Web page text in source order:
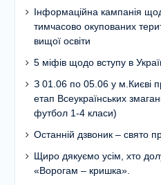
Інформаційна кампанія
тимчасово окупованих
вищої освіти
5 міфів щодо вступу в
З 01.06 по 05.06 у м.Києві
етап Всеукраїнських
футбол 1-4 класи)
Останній дзвоник – свято
Щиро дякуємо усім, хто
«Ворогам – кришка».